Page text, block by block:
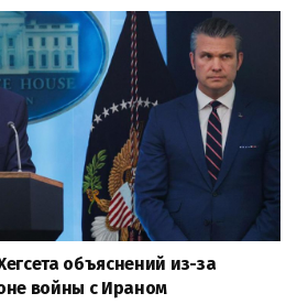
объяснений из-за
войны с Ираном